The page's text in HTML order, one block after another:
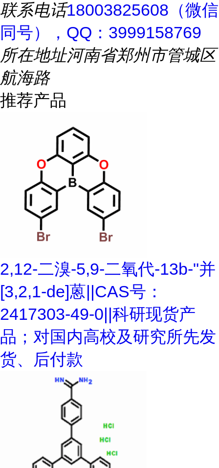
联系电话18003825608（微信
同号），QQ：3999158769
所在地址河南省郑州市管城区
航海路
推荐产品
2,12-二溴-5,9-二氧代-13b-"并
[3,2,1-de]蒽||CAS号：
2417303-49-0||科研现货产
品；对国内高校及研究所先发
货、后付款